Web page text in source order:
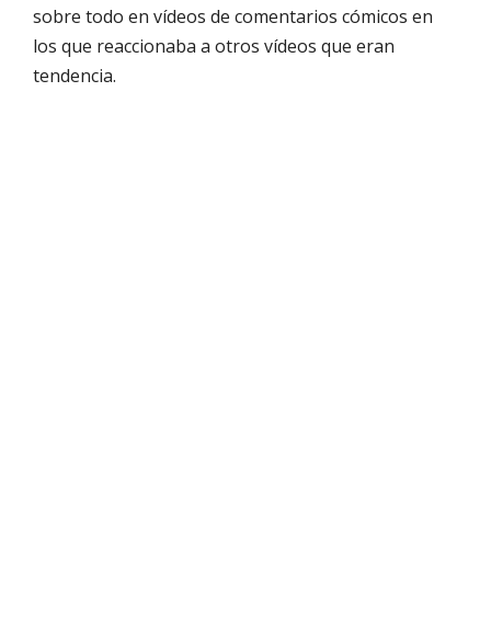
sobre todo en vídeos de comentarios cómicos en
los que reaccionaba a otros vídeos que eran
tendencia.